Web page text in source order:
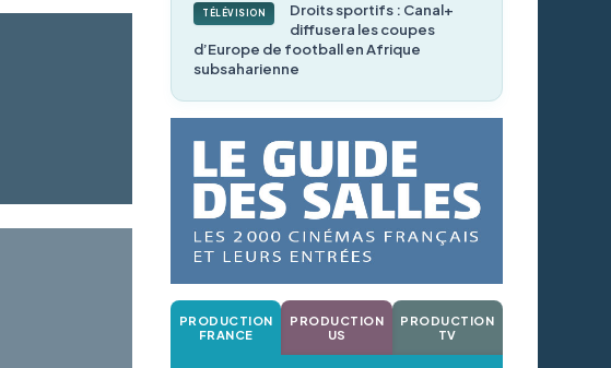
TÉLÉVISION
Droits sportifs : Canal+
diffusera les coupes
d’Europe de football en Afrique
subsaharienne
PRODUCTION
FRANCE
PRODUCTION
US
PRODUCTION
TV